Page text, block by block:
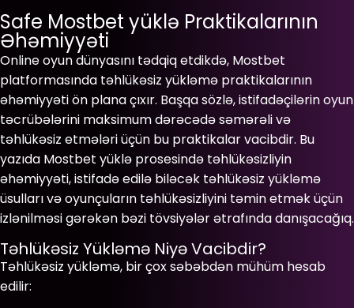
Safe Mostbet yüklə Praktikalarının
Əhəmiyyəti
Online oyun dünyasını tədqiq etdikdə, Mostbet
platformasında təhlükəsiz yükləmə praktikalarının
əhəmiyyəti ön plana çıxır. Başqa sözlə, istifadəçilərin oyun
təcrübələrini maksimum dərəcədə səmərəli və
təhlükəsiz etmələri üçün bu praktikalar vacibdir. Bu
yazıda Mostbet yüklə prosesində təhlükəsizliyin
əhəmiyyəti, istifadə edilə biləcək təhlükəsiz yükləmə
üsulları və oyunçuların təhlükəsizliyini təmin etmək üçün
izlənilməsi gərəkən bəzi tövsiyələr ətrafında danışacağıq.
Təhlükəsiz Yükləmə Niyə Vacibdir?
Təhlükəsiz yükləmə, bir çox səbəbdən mühüm hesab
edilir: